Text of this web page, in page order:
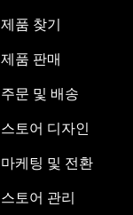
제품 찾기
제품 판매
주문 및 배송
스토어 디자인
마케팅 및 전환
스토어 관리